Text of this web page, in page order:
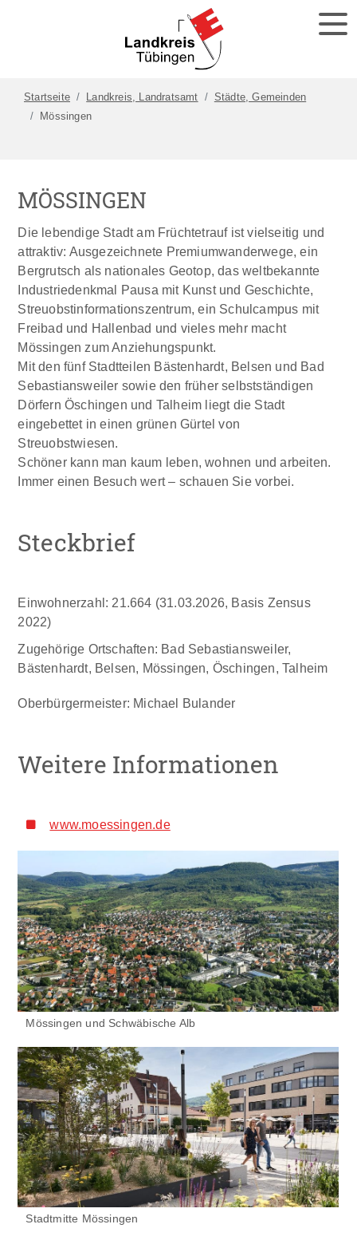
Startseite Landkreis, Landratsamt
Städte, Gemeinden
Mössingen
MÖSSINGEN
Die lebendige Stadt am Früchtetrauf ist vielseitig und
attraktiv: Ausgezeichnete Premiumwanderwege, ein
Bergrutsch als nationales Geotop, das weltbekannte
Industriedenkmal Pausa mit Kunst und Geschichte,
Streuobstinformationszentrum, ein Schulcampus mit
Freibad und Hallenbad und vieles mehr macht
Mössingen zum Anziehungspunkt.
Mit den fünf Stadtteilen Bästenhardt, Belsen und Bad
Sebastiansweiler sowie den früher selbstständigen
Dörfern Öschingen und Talheim liegt die Stadt
eingebettet in einen grünen Gürtel von
Streuobstwiesen.
Schöner kann man kaum leben, wohnen und arbeiten.
Immer einen Besuch wert – schauen Sie vorbei.
Steckbrief
Einwohnerzahl: 21.664 (31.03.2026, Basis Zensus
2022)
Zugehörige Ortschaften: Bad Sebastiansweiler,
Bästenhardt, Belsen, Mössingen, Öschingen, Talheim
Oberbürgermeister: Michael Bulander
Weitere Informationen
www.moessingen.de
Mössingen und Schwäbische Alb
Stadtmitte Mössingen